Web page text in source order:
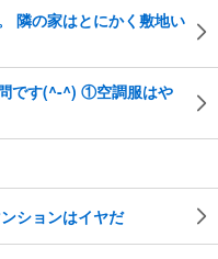
隣の家はとにかく敷地い
です(^-^) ①空調服はや
ションはイヤだ